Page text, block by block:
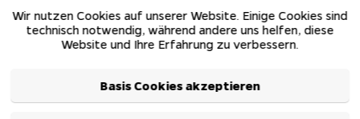
Wir nutzen Cookies auf unserer Website. Einige Cookies sind
technisch notwendig, während andere uns helfen, diese
Website und Ihre Erfahrung zu verbessern.
Basis Cookies akzeptieren